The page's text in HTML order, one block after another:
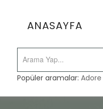
ANASAYFA
Popüler aramalar:Adore